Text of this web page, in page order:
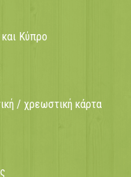
Κύπρο
/ χρεωστική κάρτα